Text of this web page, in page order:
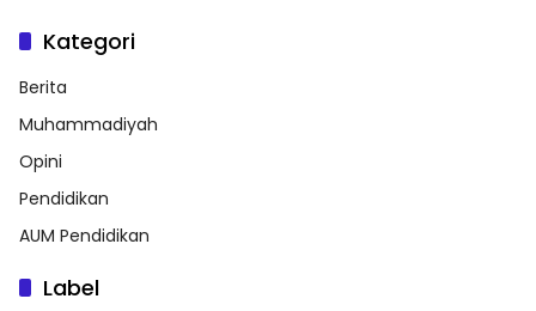
Kategori
Berita
Muhammadiyah
Opini
Pendidikan
AUM Pendidikan
Label